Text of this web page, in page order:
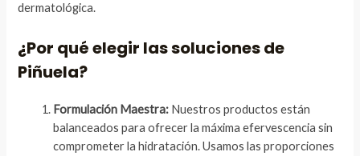
dermatológica.
¿Por qué elegir las soluciones de
Piñuela?
Formulación Maestra: Nuestros productos están
balanceados para ofrecer la máxima efervescencia sin
comprometer la hidratación. Usamos las proporciones